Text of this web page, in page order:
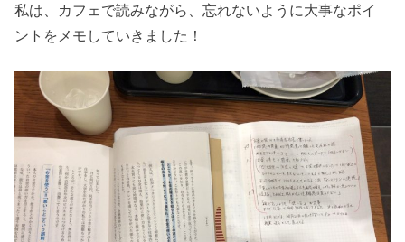
私は、カフェで読みながら、忘れないように大事なポイ
ントをメモしていきました！